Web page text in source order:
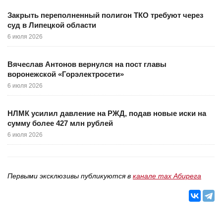
Закрыть переполненный полигон ТКО требуют через
суд в Липецкой области
6 июля 2026
Вячеслав Антонов вернулся на пост главы
воронежской «Горэлектросети»
6 июля 2026
НЛМК усилил давление на РЖД, подав новые иски на
сумму более 427 млн рублей
6 июля 2026
Первыми эксклюзивы публикуются в канале max Абирега